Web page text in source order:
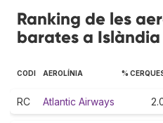
Ranking de les
barates a Islàndia
CODI AEROLÍNIA %
RC Atlantic Airways